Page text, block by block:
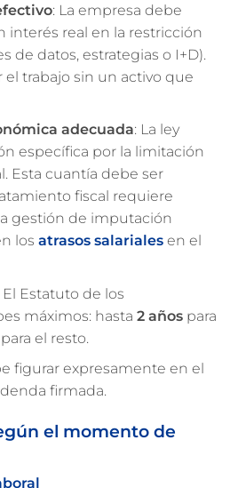
: La empresa debe
interés real en la restricción
de datos, estrategias o I+D).
trabajo sin un activo que
adecuada: La ley
específica por la limitación
Esta cuantía debe ser
fiscal requiere
gestión de imputación
los atrasos salarialesen el
El Estatuto de los
máximos: hasta 2 añospara
el resto.
figurar expresamente en el
firmada.
el momento de